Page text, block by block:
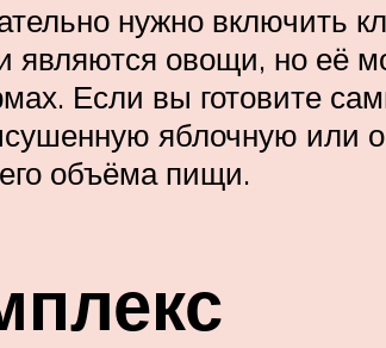
нужно включить
являются овощи, но её
Если вы готовите
яблочную или
объёма пищи.